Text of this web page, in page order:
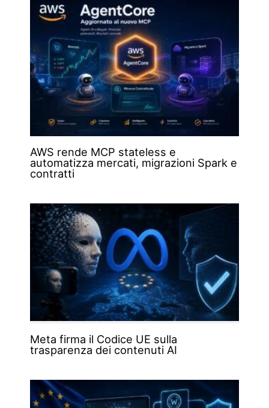
AWS rende MCP stateless e
automatizza mercati, migrazioni Spark e
contratti
Meta firma il Codice UE sulla
trasparenza dei contenuti AI